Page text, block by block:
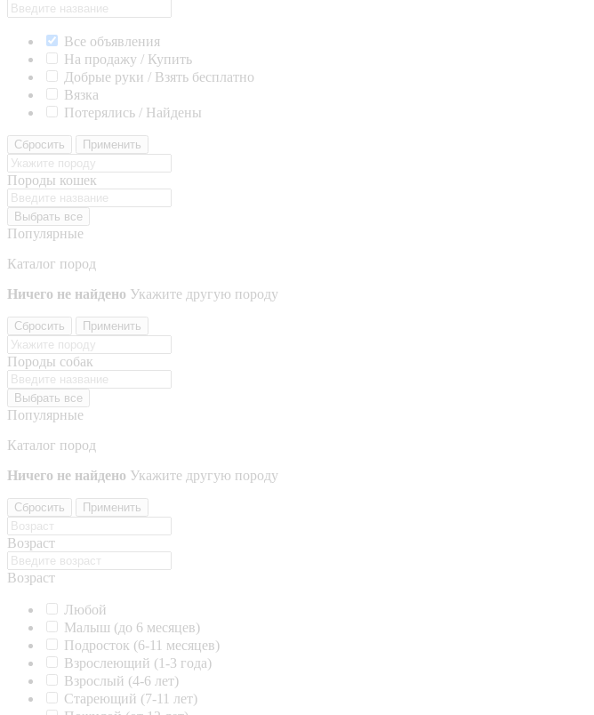
Все объявления
На продажу / Купить
Добрые руки / Взять бесплатно
Вязка
Потерялись / Найдены
Сбросить Применить
Породы кошек
Выбрать все
Популярные
Каталог пород
Ничего не найдено Укажите другую породу
Сбросить Применить
Породы собак
Выбрать все
Популярные
Каталог пород
Ничего не найдено Укажите другую породу
Сбросить Применить
Возраст
Возраст
Любой
Малыш (до 6 месяцев)
Подросток (6-11 месяцев)
Взрослеющий (1-3 года)
Взрослый (4-6 лет)
Стареющий (7-11 лет)